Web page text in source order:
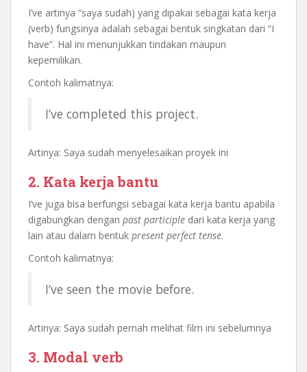
I’ve artinya “saya sudah) yang dipakai sebagai kata kerja
(verb) fungsinya adalah sebagai bentuk singkatan dari “I
have”. Hal ini menunjukkan tindakan maupun
kepemilikan.
Contoh kalimatnya:
I’ve completed this project.
Artinya: Saya sudah menyelesaikan proyek ini
2. Kata kerja bantu
I’ve juga bisa berfungsi sebagai kata kerja bantu apabila
digabungkan dengan past participle dari kata kerja yang
lain atau dalam bentuk present perfect tense.
Contoh kalimatnya:
I’ve seen the movie before.
Artinya: Saya sudah pernah melihat film ini sebelumnya
3. Modal verb